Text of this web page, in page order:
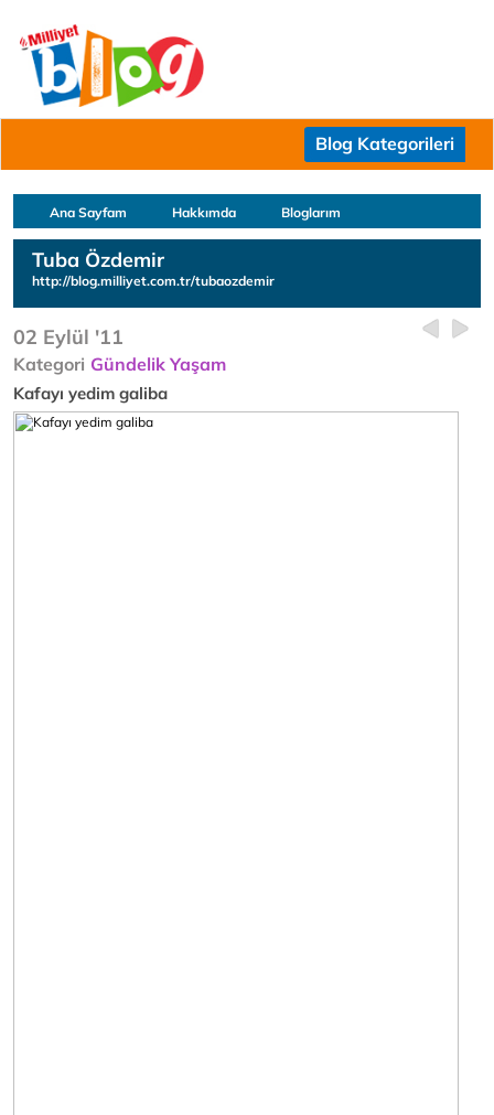
Blog Kategorileri
Ana Sayfam Hakkımda Bloglarım
Tuba Özdemir
http://blog.milliyet.com.tr/tubaozdemir
02 Eylül '11
Kategori Gündelik Yaşam
Kafayı yedim galiba